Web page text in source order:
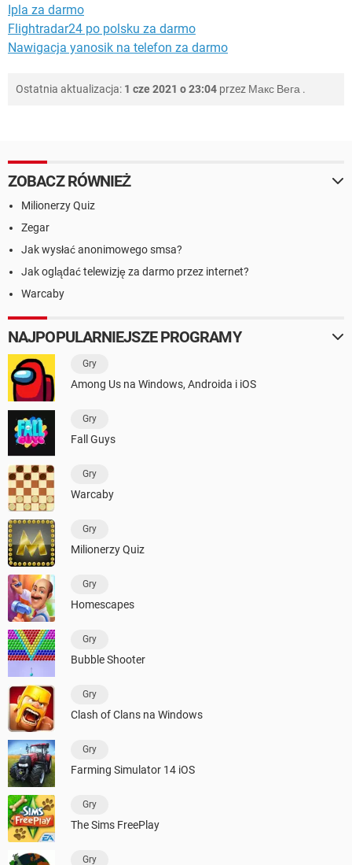
Ipla za darmo
Flightradar24 po polsku za darmo
Nawigacja yanosik na telefon za darmo
Ostatnia aktualizacja: 1 cze 2021 o 23:04 przez Макс Вега .
ZOBACZ RÓWNIEŻ
Milionerzy Quiz
Zegar
Jak wysłać anonimowego smsa?
Jak oglądać telewizję za darmo przez internet?
Warcaby
NAJPOPULARNIEJSZE PROGRAMY
Gry
Among Us na Windows, Androida i iOS
Gry
Fall Guys
Gry
Warcaby
Gry
Milionerzy Quiz
Gry
Homescapes
Gry
Bubble Shooter
Gry
Clash of Clans na Windows
Gry
Farming Simulator 14 iOS
Gry
The Sims FreePlay
Gry